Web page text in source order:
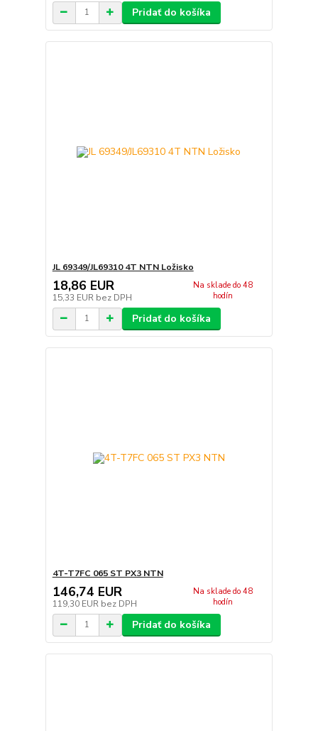
Pridať do košíka
JL 69349/JL69310 4T NTN Ložisko
18,86 EUR
15,33 EUR bez DPH
Na sklade do 48
hodín
Pridať do košíka
4T-T7FC 065 ST PX3 NTN
146,74 EUR
119,30 EUR bez DPH
Na sklade do 48
hodín
Pridať do košíka